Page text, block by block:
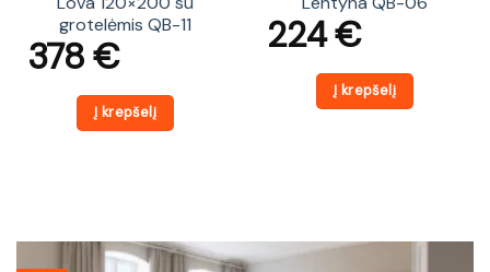
grotelėmis QB-11
378€
Į krepšelį
224€
Į krepšelį